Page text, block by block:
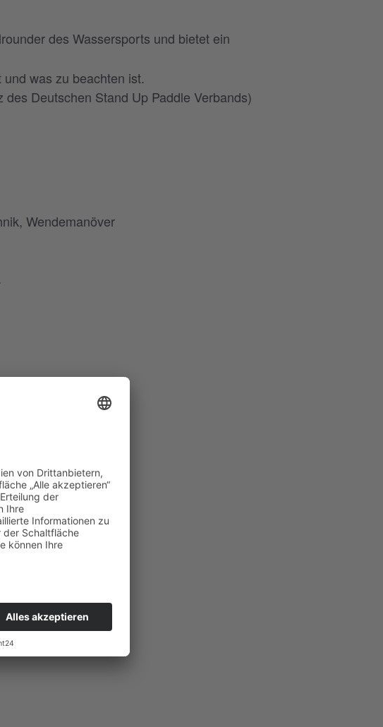
des Wassersports und bietet ein
was zu beachten ist.
Deutschen Stand Up Paddle Verbands)
Wendemanöver